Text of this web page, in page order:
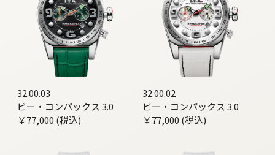
32.00.03
ビー・コンパックス 3.0
￥77,000 (税込)
32.00.02
ビー・コンパックス 3.0
￥77,000 (税込)